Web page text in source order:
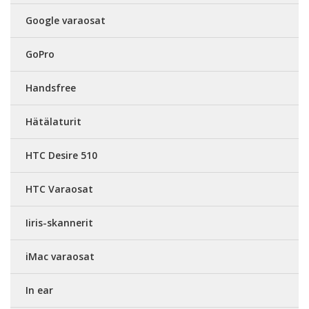
Google varaosat
GoPro
Handsfree
Hätälaturit
HTC Desire 510
HTC Varaosat
Iiris-skannerit
iMac varaosat
In ear